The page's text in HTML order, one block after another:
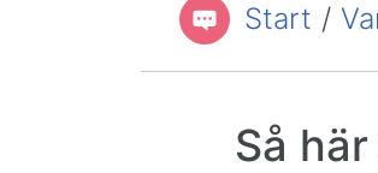
Du är här:Start /
Så